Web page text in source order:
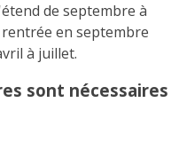
de septembre à
en septembre
à juillet.
sont nécessaires